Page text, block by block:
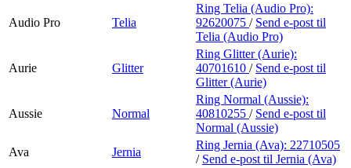
Audio Pro Telia
Ring Telia (Audio Pro):
92620075 / Send e-post til
Telia (Audio Pro)
Aurie Glitter
Ring Glitter (Aurie):
40701610 / Send e-post til
Glitter (Aurie)
Aussie Normal
Ring Normal (Aussie):
40810255 / Send e-post til
Normal (Aussie)
Ava
Jernia
Ring Jernia (Ava): 22710505
/ Send e-post til Jernia (Ava)